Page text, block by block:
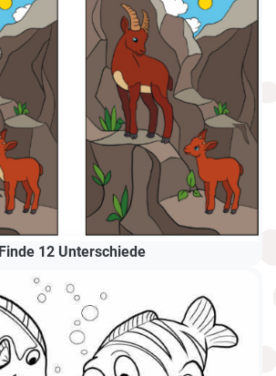
Finde 12 Unterschiede